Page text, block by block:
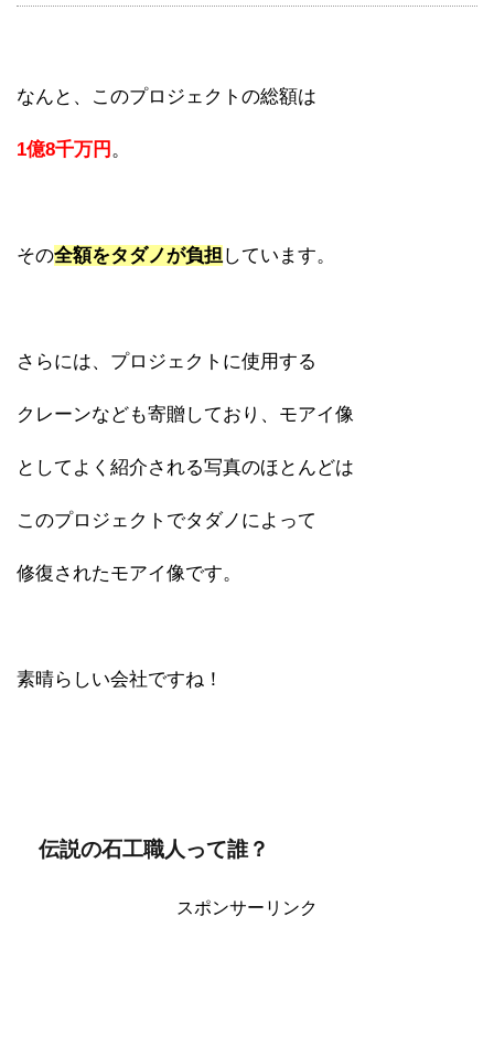
なんと、このプロジェクトの総額は
1億8千万円 。
その全額をタダノが負担 しています。
さらには、プロジェクトに使用する
クレーンなども寄贈しており、モアイ像
としてよく紹介される写真のほとんどは
このプロジェクトでタダノによって
修復されたモアイ像です。
素晴らしい会社ですね！
伝説の石工職人って誰？
スポンサーリンク